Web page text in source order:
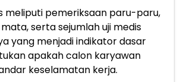
meliputi pemeriksaan paru-paru,
serta sejumlah uji medis
yang menjadi indikator dasar
apakah calon karyawan
keselamatan kerja.